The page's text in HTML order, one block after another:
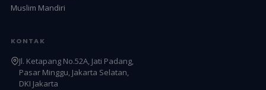
Muslim Mandiri
KONTAK
Jl. Ketapang No.52A, Jati Padang,
Pasar Minggu, Jakarta Selatan,
DKI Jakarta